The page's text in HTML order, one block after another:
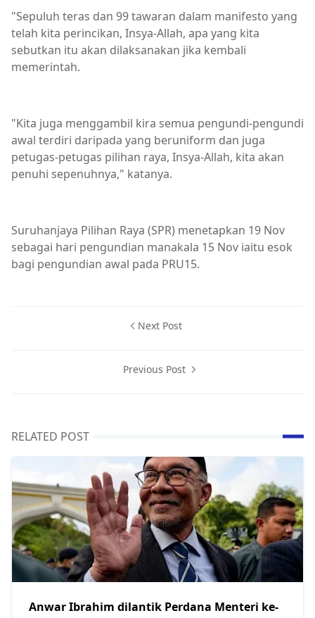
"Sepuluh teras dan 99 tawaran dalam manifesto yang
telah kita perincikan, Insya-Allah, apa yang kita
sebutkan itu akan dilaksanakan jika kembali
memerintah.
"Kita juga menggambil kira semua pengundi-pengundi
awal terdiri daripada yang beruniform dan juga
petugas-petugas pilihan raya, Insya-Allah, kita akan
penuhi sepenuhnya," katanya.
Suruhanjaya Pilihan Raya (SPR) menetapkan 19 Nov
sebagai hari pengundian manakala 15 Nov iaitu esok
bagi pengundian awal pada PRU15.
Next Post
Previous Post
RELATED POST
Anwar Ibrahim dilantik Perdana Menteri ke-